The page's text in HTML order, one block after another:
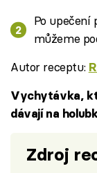
Po upečení
můžeme
Autor receptu:
Vychytávka,
dávají na
Zdroj